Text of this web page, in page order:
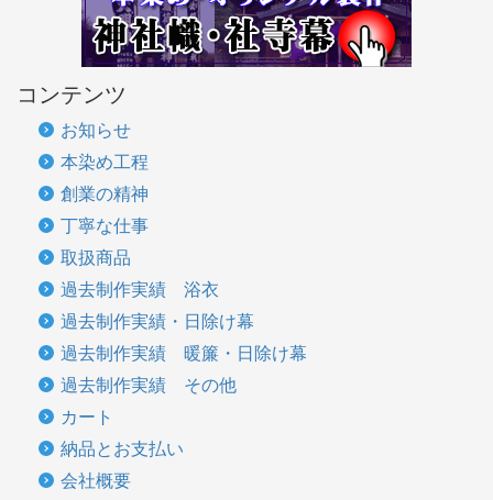
コンテンツ
お知らせ
本染め工程
創業の精神
丁寧な仕事
取扱商品
過去制作実績 浴衣
過去制作実績・日除け幕
過去制作実績 暖簾・日除け幕
過去制作実績 その他
カート
納品とお支払い
会社概要